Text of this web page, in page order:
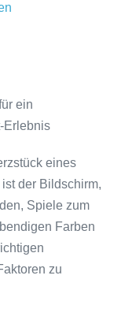
ein
Erlebnis
eines
der Bildschirm,
Spiele zum
Farben
zu